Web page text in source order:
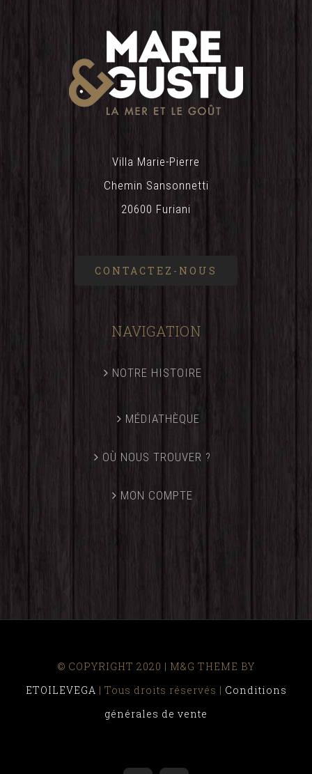
Villa Marie-Pierre
Chemin Sansonnetti
20600 Furiani
CONTACTEZ-NOUS
NAVIGATION
NOTRE HISTOIRE
MÉDIATHÈQUE
OÙ NOUS TROUVER ?
MON COMPTE
© COPYRIGHT 2020 | M&G THEME BY
ETOILEVEGA | Tous droits réservés | Conditions
générales de vente